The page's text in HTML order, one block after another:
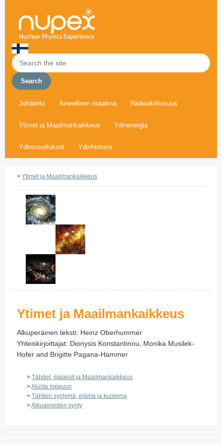
Johdanto Aineellinen maailma Radioaktiivisuus
Ytimet ja Maailmankaikkeus Ydinenergia
Ydinsovellukset Ydinhistoria
> Ytimet ja Maailmankaikkeus
Ytimet ja Maailmankaikkeus
Alkuperäinen teksti: Heinz Oberhummer
Yhteiskirjoittajat: Dionysis Konstantinou, Monika Musilek-
Hofer and Brigitte Pagana-Hammer
> Tähdet, galaksit ja Maailmankaikkeus
>Alusta loppuun
> Tähtien syntymä, elämä ja kuolema
>Alkuaineiden synty